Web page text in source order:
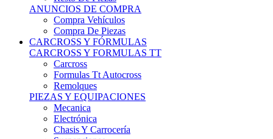
ANUNCIOS DE COMPRA
Compra Vehículos
Compra De Piezas
CARCROSS Y FÓRMULAS
CARCROSS Y FORMULAS TT
Carcross
Formulas Tt Autocross
Remolques
PIEZAS Y EQUIPACIONES
Mecanica
Electrónica
Chasis Y Carrocería